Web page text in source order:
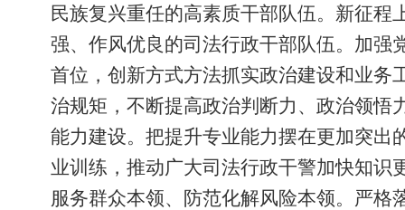
民族复兴重任的高素质干部队伍。新征程
强、作风优良的司法行政干部队伍。加强
首位，创新方式方法抓实政治建设和业务
治规矩，不断提高政治判断力、政治领悟
能力建设。把提升专业能力摆在更加突出
业训练，推动广大司法行政干警加快知识
服务群众本领、防范化解风险本领。严